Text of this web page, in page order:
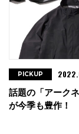
話題の「アーク
が今季も豊作！
PICKUP